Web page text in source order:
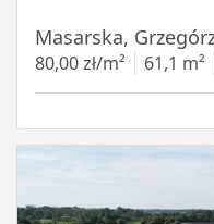
Masarska,
80,00 zł/m² 61,1 m²